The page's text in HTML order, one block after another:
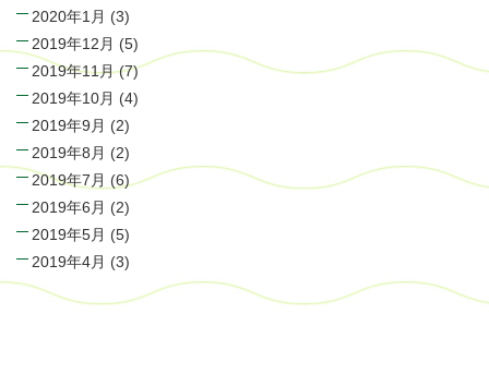
2020年1月 (3)
2019年12月 (5)
2019年11月(7)
2019年10月 (4)
2019年9月 (2)
2019年8月 (2)
2019年7月 (6)
2019年6月 (2)
2019年5月 (5)
2019年4月 (3)